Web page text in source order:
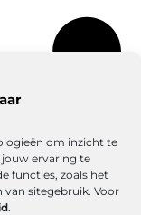
om inzicht te
ervaring te
functies, zoals het
van sitegebruik. Voor
.